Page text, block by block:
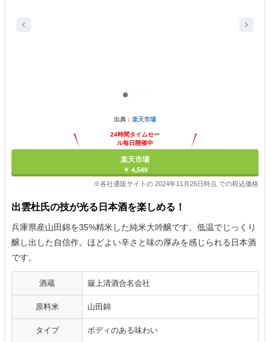
出典： 楽天市場
24時間タイムセー
ル毎日開催中
楽天市場
￥ 4,549
※各社通販サイトの 2024年11月26日時点 での税込価格
出雲杜氏の技が光る日本酒を楽しめる！
兵庫県産山田錦を35%精米した純米大吟醸です。低温でじっくり
醸し出した自信作。ほどよい辛さと味の厚みを感じられる日本酒
です。
酒蔵 簸上清酒合名会社
原料米 山田錦
タイプ ボディのある味わい